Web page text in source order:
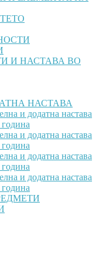
И НАСТАВА ВО
НАСТАВА
и додатна настава
година
и додатна настава
година
и додатна настава
година
и додатна настава
година